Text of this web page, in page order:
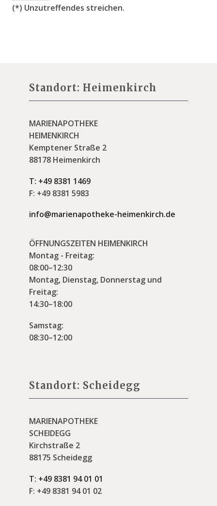
(*) Unzutreffendes streichen.
Standort: Heimenkirch
MARIENAPOTHEKE
HEIMENKIRCH
Kemptener Straße 2
88178 Heimenkirch
T: +49 8381 1469
F: +49 8381 5983
info@marienapotheke-heimenkirch.de
ÖFFNUNGSZEITEN HEIMENKIRCH
Montag - Freitag:
08:00–12:30
Montag, Dienstag, Donnerstag und
Freitag:
14:30–18:00
Samstag:
08:30–12:00
Standort: Scheidegg
MARIENAPOTHEKE
SCHEIDEGG
Kirchstraße 2
88175 Scheidegg
T: +49 8381 94 01 01
F: +49 8381 94 01 02